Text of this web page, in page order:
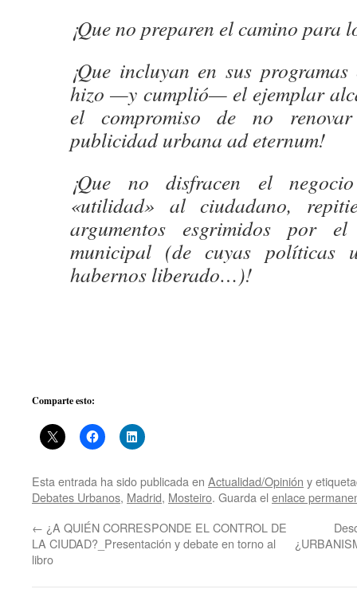
¡Que no preparen el camino para
¡Que incluyan en sus
hizo —y cumplió— el ejemplar
el compromiso de no
publicidad urbana ad eternum!
¡Que no disfracen el
«utilidad» al ciudadano,
argumentos esgrimidos por
municipal (de cuyas políticas
habernos liberado…)!
Comparte esto:
Esta entrada ha sido publicada en Actualidad/Opinión y
Debates Urbanos, Madrid, Mosteiro. Guarda el enlace
← ¿A QUIÉN CORRESPONDE EL CONTROL DE
LA CIUDAD?_Presentación y debate en torno al
libro